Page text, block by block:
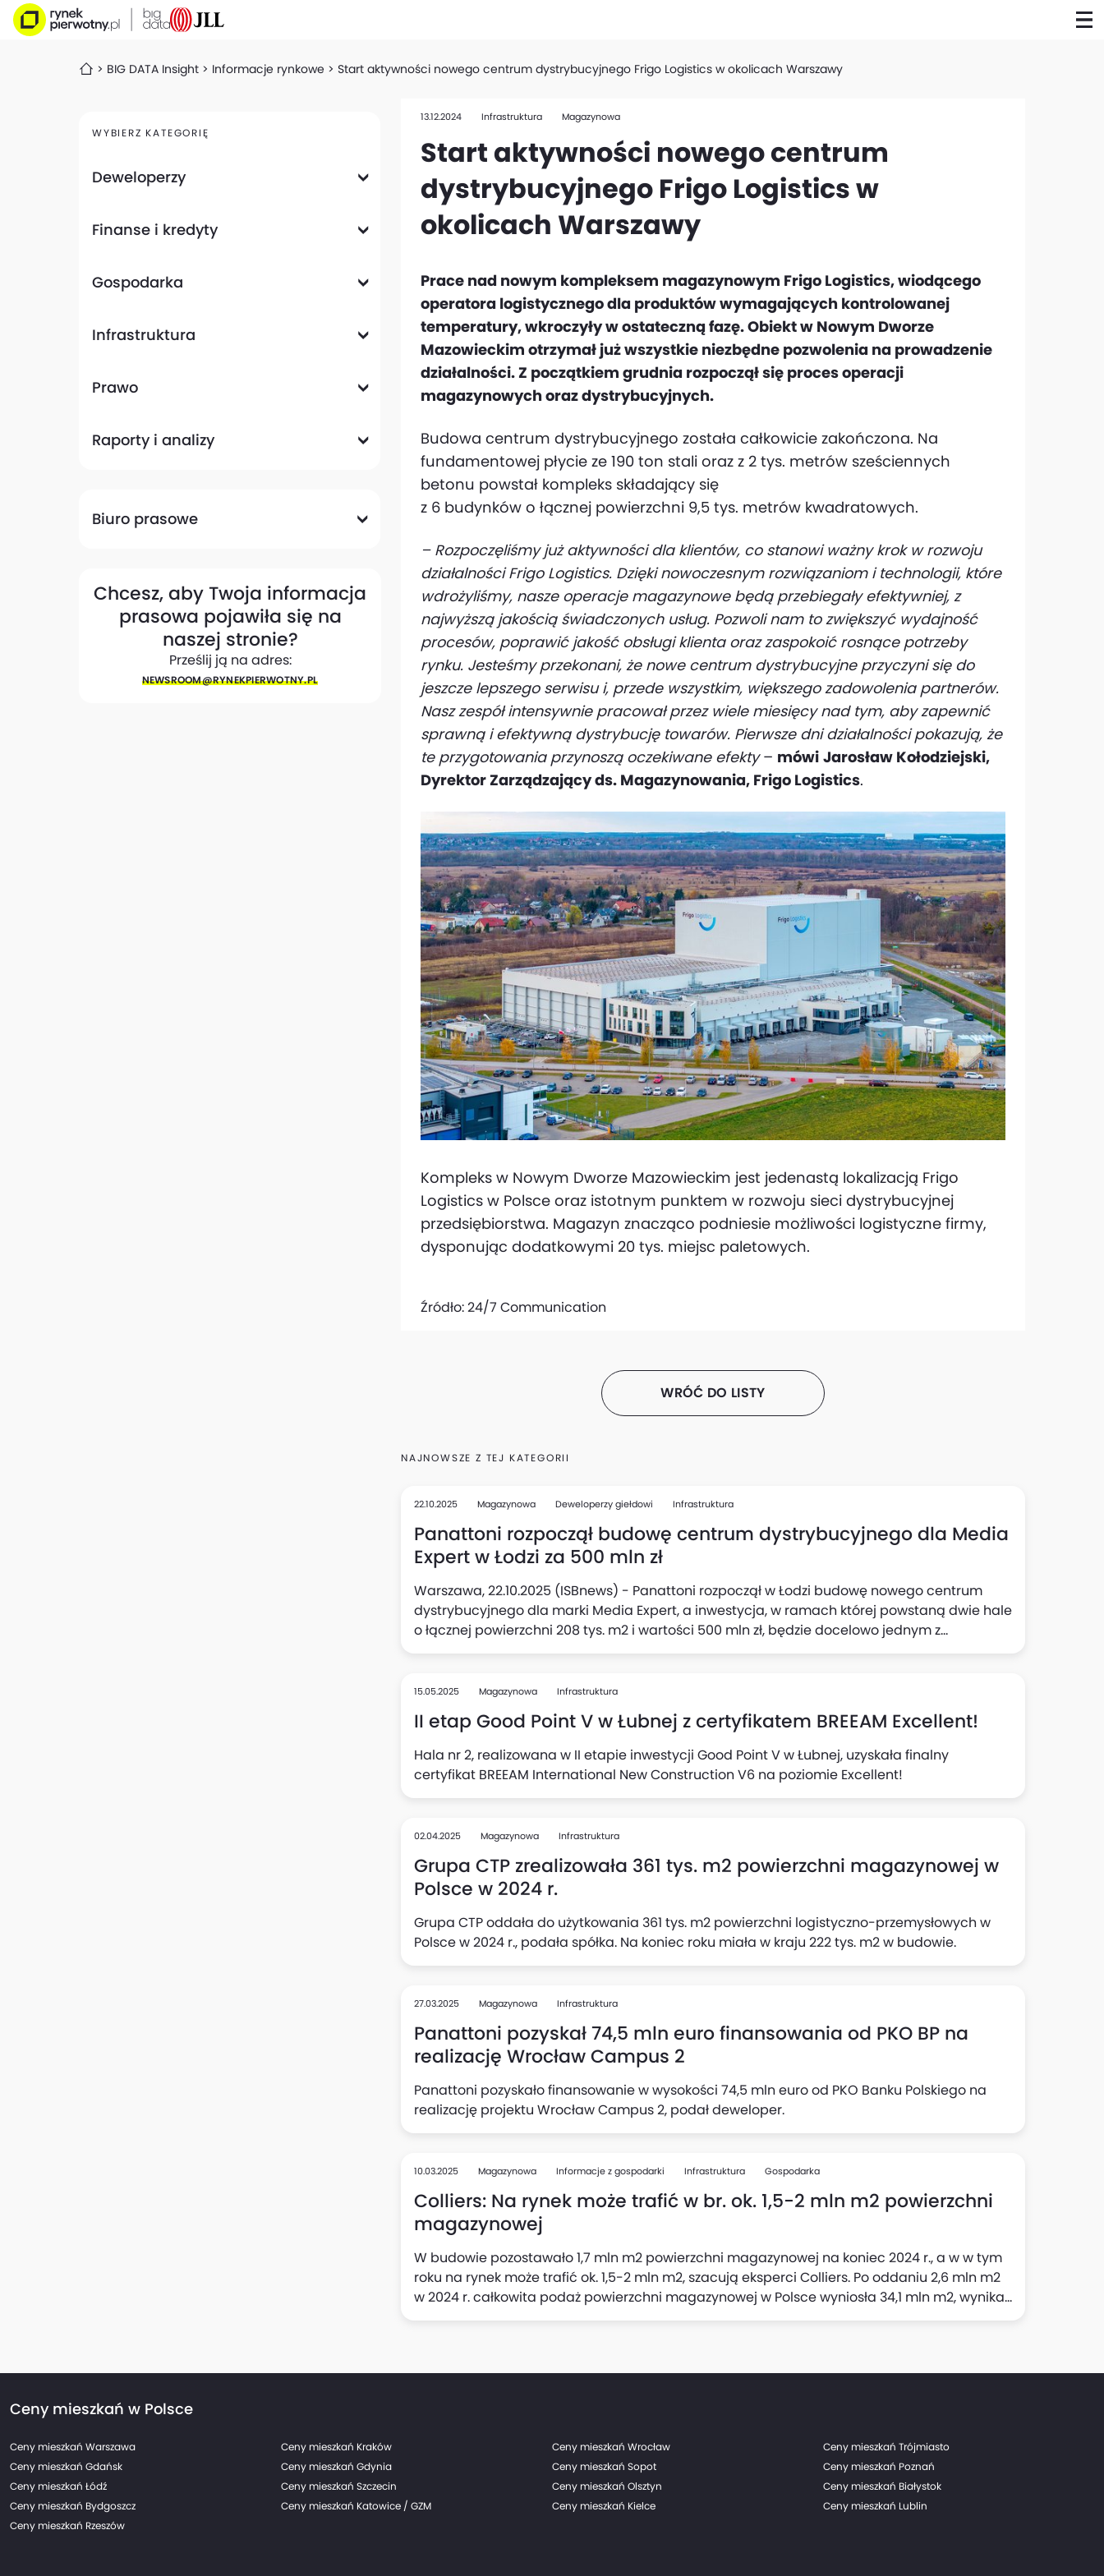
BIG DATA Insight Informacje rynkowe Start aktywności nowego centrum dystrybucyjnego Frigo Logistics w okolicach Warszawy
WYBIERZ KATEGORIĘ
Deweloperzy
Finanse i kredyty
Gospodarka
Infrastruktura
Prawo
Raporty i analizy
Biuro prasowe
Chcesz, aby Twoja informacja
prasowa pojawiła się na
naszej stronie?
Prześlij ją na adres:
NEWSROOM@​RYNEKPIERWOTNY.PL
13.12.2024 Infrastruktura Magazynowa
Start aktywności nowego centrum
dystrybucyjnego Frigo Logistics w
okolicach Warszawy
Prace nad nowym kompleksem magazynowym Frigo Logistics, wiodącego
operatora logistycznego dla produktów wymagających kontrolowanej
temperatury, wkroczyły w ostateczną fazę. Obiekt w Nowym Dworze
Mazowieckim otrzymał już wszystkie niezbędne pozwolenia na prowadzenie
działalności. Z początkiem grudnia rozpoczął się proces operacji
magazynowych oraz dystrybucyjnych.
Budowa centrum dystrybucyjnego została całkowicie zakończona. Na
fundamentowej płycie ze 190 ton stali oraz z 2 tys. metrów sześciennych
betonu powstał kompleks składający się
z 6 budynków o łącznej powierzchni 9,5 tys. metrów kwadratowych.
– Rozpoczęliśmy już aktywności dla klientów, co stanowi ważny krok w rozwoju
działalności Frigo Logistics. Dzięki nowoczesnym rozwiązaniom i technologii, które
wdrożyliśmy, nasze operacje magazynowe będą przebiegały efektywniej, z
najwyższą jakością świadczonych usług. Pozwoli nam to zwiększyć wydajność
procesów, poprawić jakość obsługi klienta oraz zaspokoić rosnące potrzeby
rynku. Jesteśmy przekonani, że nowe centrum dystrybucyjne przyczyni się do
jeszcze lepszego serwisu i, przede wszystkim, większego zadowolenia partnerów.
Nasz zespół intensywnie pracował przez wiele miesięcy nad tym, aby zapewnić
sprawną i efektywną dystrybucję towarów. Pierwsze dni działalności pokazują, że
te przygotowania przynoszą oczekiwane efekty– mówi Jarosław Kołodziejski,
Dyrektor Zarządzający ds. Magazynowania, Frigo Logistics.
Kompleks w Nowym Dworze Mazowieckim jest jedenastą lokalizacją Frigo
Logistics w Polsce oraz istotnym punktem w rozwoju sieci dystrybucyjnej
przedsiębiorstwa. Magazyn znacząco podniesie możliwości logistyczne firmy,
dysponując dodatkowymi 20 tys. miejsc paletowych.
Źródło:24/7 Communication
WRÓĆ DO LISTY
NAJNOWSZE Z TEJ KATEGORII
22.10.2025 Magazynowa Deweloperzy giełdowi Infrastruktura
Panattoni rozpoczął budowę centrum dystrybucyjnego dla Media
Expert w Łodzi za 500 mln zł
Warszawa, 22.10.2025 (ISBnews) - Panattoni rozpoczął w Łodzi budowę nowego centrum
dystrybucyjnego dla marki Media Expert, a inwestycja, w ramach której powstaną dwie hale
o łącznej powierzchni 208 tys. m2 i wartości 500 mln zł, będzie docelowo jednym z
największych obiektów magazynowych w kraju, podało Panattoni.
15.05.2025 Magazynowa Infrastruktura
II etap Good Point V w Łubnej z certyfikatem BREEAM Excellent!
Hala nr 2, realizowana w II etapie inwestycji Good Point V w Łubnej, uzyskała finalny
certyfikat BREEAM International New Construction V6 na poziomie Excellent!
02.04.2025 Magazynowa Infrastruktura
Grupa CTP zrealizowała 361 tys. m2 powierzchni magazynowej w
Polsce w 2024 r.
Grupa CTP oddała do użytkowania 361 tys. m2 powierzchni logistyczno-przemysłowych w
Polsce w 2024 r., podała spółka. Na koniec roku miała w kraju 222 tys. m2 w budowie.
27.03.2025 Magazynowa Infrastruktura
Panattoni pozyskał 74,5 mln euro finansowania od PKO BP na
realizację Wrocław Campus 2
Panattoni pozyskało finansowanie w wysokości 74,5 mln euro od PKO Banku Polskiego na
realizację projektu Wrocław Campus 2, podał deweloper.
10.03.2025 Magazynowa Informacje z gospodarki Infrastruktura Gospodarka
Colliers: Na rynek może trafić w br. ok. 1,5-2 mln m2 powierzchni
magazynowej
W budowie pozostawało 1,7 mln m2 powierzchni magazynowej na koniec 2024 r., a w w tym
roku na rynek może trafić ok. 1,5-2 mln m2, szacują eksperci Colliers. Po oddaniu 2,6 mln m2
w 2024 r. całkowita podaż powierzchni magazynowej w Polsce wyniosła 34,1 mln m2, wynika
z danych firmy doradczej.
Ceny mieszkań w Polsce
Ceny mieszkań Warszawa Ceny mieszkań Kraków Ceny mieszkań Wrocław
Ceny mieszkań Trójmiasto
Ceny mieszkań Gdańsk
Ceny mieszkań Gdynia Ceny mieszkań Sopot
Ceny mieszkań Poznań
Ceny mieszkań Łódź
Ceny mieszkań Szczecin Ceny mieszkań Olsztyn
Ceny mieszkań Białystok
Ceny mieszkań Bydgoszcz
Ceny mieszkań Katowice / GZM Ceny mieszkań Kielce
Ceny mieszkań Lublin
Ceny mieszkań Rzeszów